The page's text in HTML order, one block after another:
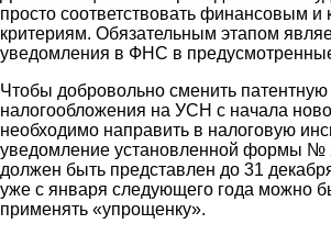
просто соответствовать финансовым и
критериям. Обязательным этапом
уведомления в ФНС в
Чтобы добровольно сменить патентную
налогообложения на УСН с начала
необходимо направить в налоговую
уведомление установленной формы №
должен быть представлен до 31
уже с января следующего года можно
применять «упрощенку».